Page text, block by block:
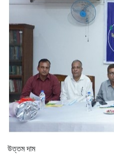
উত্তম দাম